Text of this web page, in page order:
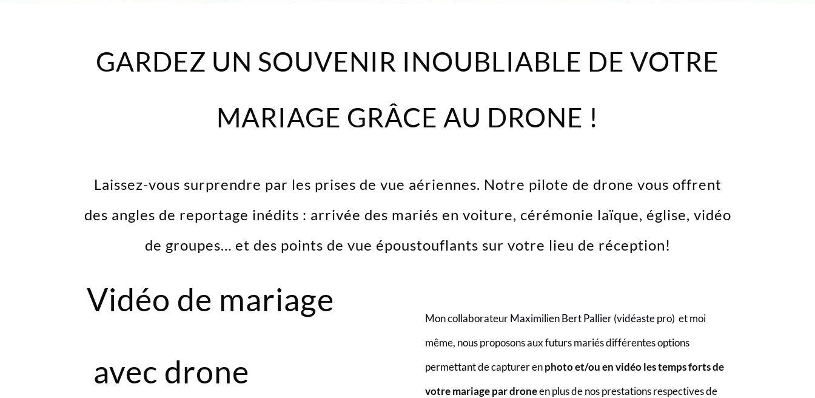
GARDEZ UN SOUVENIR INOUBLIABLE DE VOTRE
MARIAGE GRÂCE AU DRONE !
Laissez-vous surprendre par les prises de vue aériennes. Notre pilote de drone vous offrent
des angles de reportage inédits : arrivée des mariés en voiture, cérémonie laïque, église, vidéo
de groupes… et des points de vue époustouflants sur votre lieu de réception!
Vidéo de mariage
avec drone
Mon collaborateurMaximilien Bert Pallier (vidéaste pro) et moi
même, nous proposons aux futurs mariés différentes options
permettant de capturer enphoto et/ou en vidéo les temps forts de
votre mariage par droneen plus de nos prestations respectives de